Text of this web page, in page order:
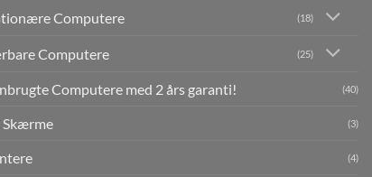
Computere (18)
Computere (25)
Computere med 2 års garanti! (40)
Skærme (3)
(4)